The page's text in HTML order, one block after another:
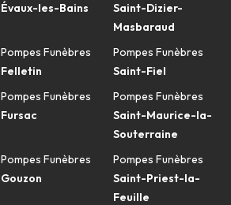
Évaux-les-Bains
Pompes Funèbres
Felletin
Pompes Funèbres
Fursac
Pompes Funèbres
Gouzon
Saint-Dizier-
Masbaraud
Pompes Funèbres
Saint-Fiel
Pompes Funèbres
Saint-Maurice-la-
Souterraine
Pompes Funèbres
Saint-Priest-la-
Feuille